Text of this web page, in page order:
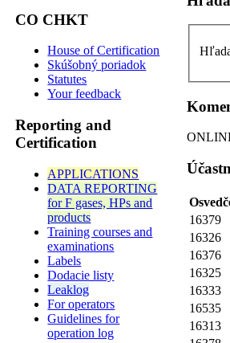
CO CHKT
House of Certification
Skúšobný poriadok
Statutes
Your feedback
Reporting and
Certification
APPLICATIONS
DATA REPORTING
for F gases, HPs and
products
Training courses and
examinations
Labels
Dodacie listy
Leaklog
For operators
Guidelines for
operation log
16379
16326
16376
16325
16333
16535
16313